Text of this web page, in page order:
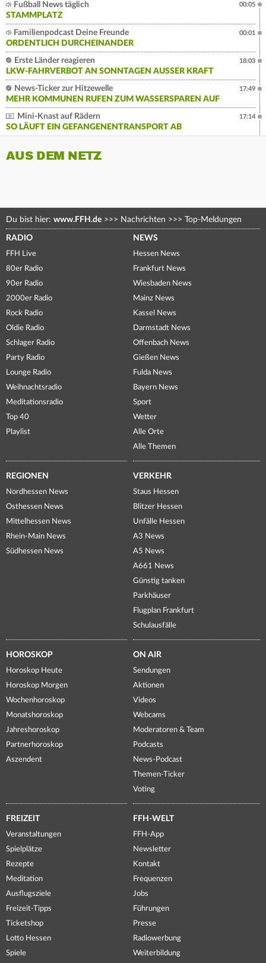
Fußball News täglich
STAMMPLATZ
00:05
Familienpodcast Deine Freunde
ORDENTLICH DURCHEINANDER
00:01
Erste Länder reagieren
LKW-FAHRVERBOT AN SONNTAGEN AUSSER KRAFT
18:03
News-Ticker zur Hitzewelle
MEHR KOMMUNEN RUFEN ZUM WASSERSPAREN AUF
17:49
Mini-Knast auf Rädern
SO LÄUFT EIN GEFANGENENTRANSPORT AB
17:14
AUS DEM NETZ
Du bist hier: www.FFH.de >>> Nachrichten >>> Top-Meldungen
RADIO
FFH Live
80er Radio
90er Radio
2000er Radio
Rock Radio
Oldie Radio
Schlager Radio
Party Radio
Lounge Radio
Weihnachtsradio
Meditationsradio
Top 40
Playlist
NEWS
Hessen News
Frankfurt News
Wiesbaden News
Mainz News
Kassel News
Darmstadt News
Offenbach News
Gießen News
Fulda News
Bayern News
Sport
Wetter
Alle Orte
Alle Themen
REGIONEN
Nordhessen News
Osthessen News
Mittelhessen News
Rhein-Main News
Südhessen News
VERKEHR
Staus Hessen
Blitzer Hessen
Unfälle Hessen
A3 News
A5 News
A661 News
Günstig tanken
Parkhäuser
Flugplan Frankfurt
Schulausfälle
HOROSKOP
Horoskop Heute
Horoskop Morgen
Wochenhoroskop
Monatshoroskop
Jahreshoroskop
Partnerhoroskop
Aszendent
ON AIR
Sendungen
Aktionen
Videos
Webcams
Moderatoren & Team
Podcasts
News-Podcast
Themen-Ticker
Voting
FREIZEIT
Veranstaltungen
Spielplätze
Rezepte
Meditation
Ausflugsziele
Freizeit-Tipps
Ticketshop
Lotto Hessen
Spiele
FFH-WELT
FFH-App
Newsletter
Kontakt
Frequenzen
Jobs
Führungen
Presse
Radiowerbung
Weiterbildung